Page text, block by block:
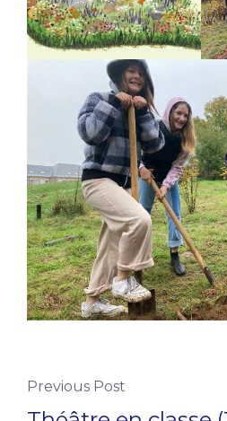
Previous Post